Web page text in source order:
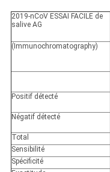
2019-nCoV ESSAI FACILE de
salive AG
(Immunochromatography)
Positifdétecté
Négatifdétecté
Total
Sensibilité
Spécificité